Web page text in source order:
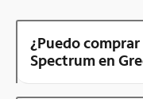
¿Puedo
Spectrum en